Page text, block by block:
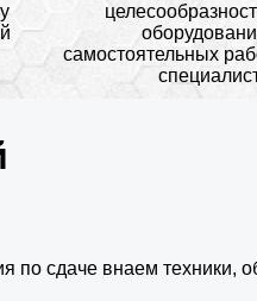
самостоятельных
по сдаче внаем техники,